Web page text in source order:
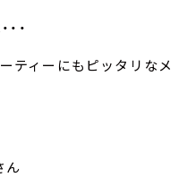
・
ティーにもピッタリなメ
ん